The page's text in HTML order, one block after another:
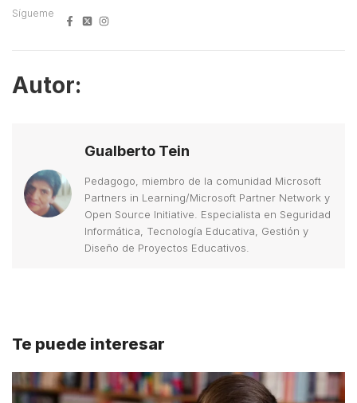
Sígueme
Autor:
Gualberto Tein
Pedagogo, miembro de la comunidad Microsoft
Partners in Learning/Microsoft Partner Network y
Open Source Initiative. Especialista en Seguridad
Informática, Tecnología Educativa, Gestión y
Diseño de Proyectos Educativos.
Te puede interesar